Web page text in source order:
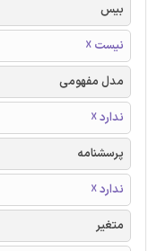
بیس
نیست ☓
مدل مفهومی
ندارد ☓
پرسشنامه
ندارد ☓
متغیر